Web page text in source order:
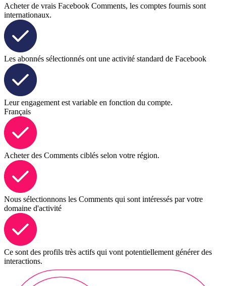
Acheter de vrais Facebook Comments, les comptes fournis sont
internationaux.
Les abonnés sélectionnés ont une activité standard de Facebook
Leur engagement est variable en fonction du compte.
Français
Acheter des Comments ciblés selon votre région.
Nous sélectionnons les Comments qui sont intéressés par votre
domaine d'activité
Ce sont des profils très actifs qui vont potentiellement générer des
interactions.